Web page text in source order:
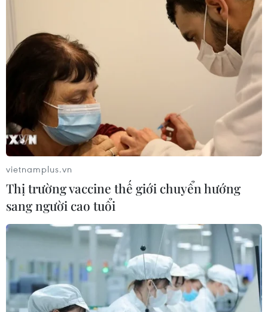
vietnamplus.vn
Thị trường vaccine thế giới chuyển hướng
sang người cao tuổi